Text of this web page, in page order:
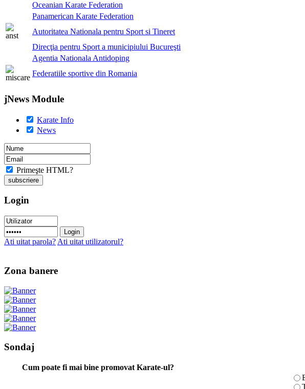
Oceanian Karate Federation
Panamerican Karate Federation
Autoritatea Nationala pentru Sport si Tineret
Direcţia pentru Sport a municipiului Bucureşti
Agentia Nationala Antidoping
Federatiile sportive din Romania
jNews Module
Karate Info
News
Primeşte HTML?
Login
Ati uitat parola? Ati uitat utilizatorul?
Zona banere
Sondaj
Cum poate fi mai bine promovat Karate-ul?